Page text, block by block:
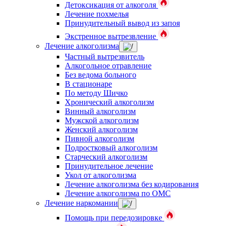
Детоксикация от алкоголя
Лечение похмелья
Принудительный вывод из запоя
Экстренное вытрезвление
Лечение алкоголизма
Частный вытрезвитель
Алкогольное отравление
Без ведома больного
В стационаре
По методу Шичко
Хронический алкоголизм
Винный алкоголизм
Мужской алкоголизм
Женский алкоголизм
Пивной алкоголизм
Подростковый алкоголизм
Старческий алкоголизм
Принудительное лечение
Укол от алкоголизма
Лечение алкоголизма без кодирования
Лечение алкоголизма по ОМС
Лечение наркомании
Помощь при передозировке